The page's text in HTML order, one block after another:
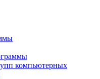
компьютерных